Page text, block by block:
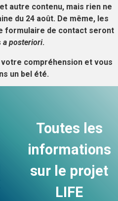
autre contenu, mais rien ne
du 24 août. De même, les
formulaire de contact seront
a posteriori.
compréhension et vous
un bel été.
Toutes les
informations
sur le projet
LIFE